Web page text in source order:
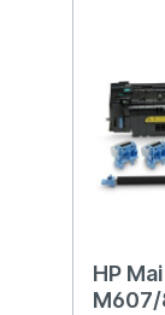
HP